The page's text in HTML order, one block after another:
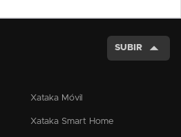
SUBIR
Xataka Móvil
Xataka Smart Home